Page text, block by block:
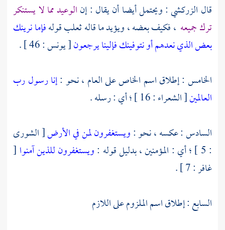
قال الزركشي: ويحتمل أيضا أن يقال : إنالوعيد مما لا يستنكر
ترك جميعه ، فكيف بعضه ، ويؤيد ما قالهثعلبقولهفإما نرينك
بعض الذي نعدهم أو نتوفينك فإلينا يرجعون[ يونس : 46 ] .
الخامس : إطلاق اسم الخاص على العام ، نحو :إنا رسول رب
العالمين[ الشعراء : 16 ] ؛ أي : رسله .
السادس : عكسه ، نحو :ويستغفرون لمن في الأرض[ الشورى
: 5 ] ؛ أي : المؤمنين ، بدليل قوله :
ويستغفرون للذين آمنوا [
غافر : 7 ] .
السابع : إطلاق اسم الملزوم على اللازم